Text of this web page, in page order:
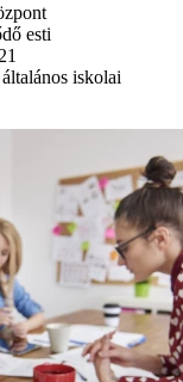
esti
iskolai